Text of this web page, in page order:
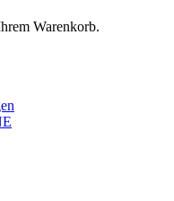
Warenkorb.